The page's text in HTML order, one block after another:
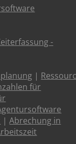
-
|
für
|Abrechung in